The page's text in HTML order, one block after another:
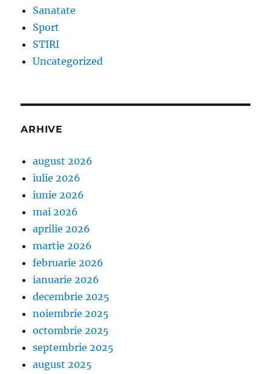
Sanatate
Sport
STIRI
Uncategorized
ARHIVE
august 2026
iulie 2026
iunie 2026
mai 2026
aprilie 2026
martie 2026
februarie 2026
ianuarie 2026
decembrie 2025
noiembrie 2025
octombrie 2025
septembrie 2025
august 2025